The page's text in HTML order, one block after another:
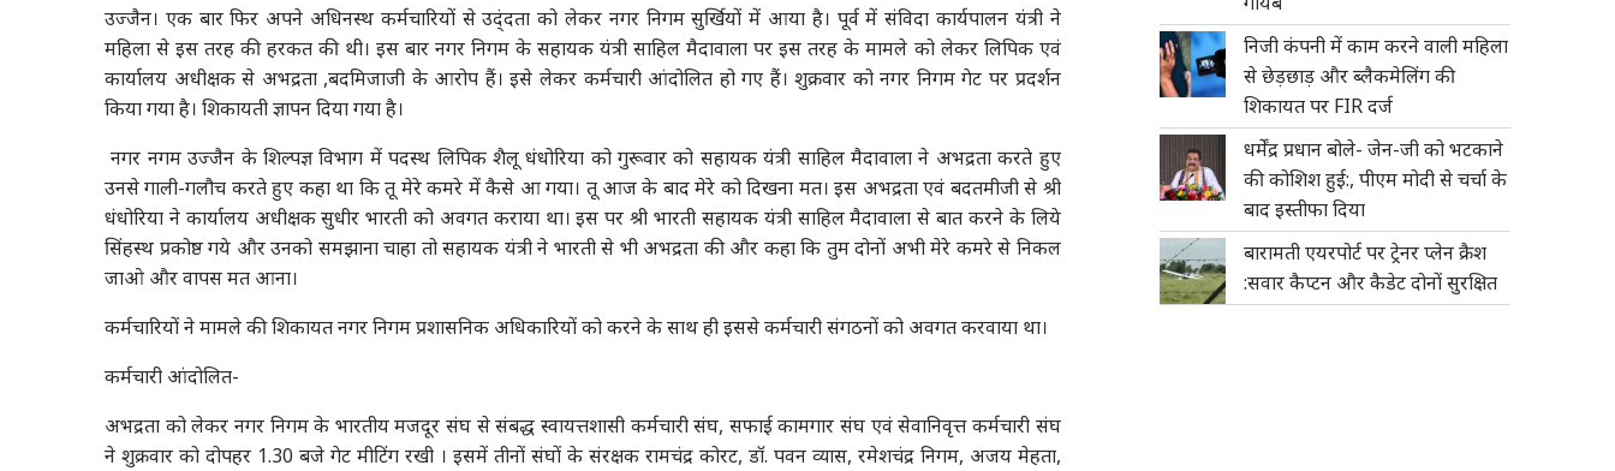
उज्जैन। एक बार फिर अपने अधिनस्थ कर्मचारियों से उद्ंदता को लेकर नगर निगम सुर्खियों में आया है। पूर्व में संविदा कार्यपालन यंत्री ने
महिला से इस तरह की हरकत की थी। इस बार नगर निगम के सहायक यंत्री साहिल मैदावाला पर इस तरह के मामले को लेकर लिपिक एवं
कार्यालय अधीक्षक से अभद्रता ,बदमिजाजी के आरोप हैं। इसे लेकर कर्मचारी आंदोलित हो गए हैं। शुक्रवार को नगर निगम गेट पर प्रदर्शन
किया गया है। शिकायती ज्ञापन दिया गया है।
नगर नगम उज्जैन के शिल्पज्ञ विभाग में पदस्थ लिपिक शैलू धंधोरिया को गुरूवार को सहायक यंत्री साहिल मैदावाला ने अभद्रता करते हुए
उनसे गाली-गलौच करते हुए कहा था कि तू मेरे कमरे में कैसे आ गया। तू आज के बाद मेरे को दिखना मत। इस अभद्रता एवं बदतमीजी से श्री
धंधोरिया ने कार्यालय अधीक्षक सुधीर भारती को अवगत कराया था। इस पर श्री भारती सहायक यंत्री साहिल मैदावाला से बात करने के लिये
सिंहस्थ प्रकोष्ठ गये और उनको समझाना चाहा तो सहायक यंत्री ने भारती से भी अभद्रता की और कहा कि तुम दोनों अभी मेरे कमरे से निकल
जाओ और वापस मत आना।
कर्मचारियों ने मामले की शिकायत नगर निगम प्रशासनिक अधिकारियों को करने के साथ ही इससे कर्मचारी संगठनों को अवगत करवाया था।
कर्मचारी आंदोलित-
अभद्रता को लेकर नगर निगम के भारतीय मजदूर संघ से संबद्ध स्वायत्तशासी कर्मचारी संघ, सफाई कामगार संघ एवं सेवानिवृत्त कर्मचारी संघ
ने शुक्रवार को दोपहर 1.30 बजे गेट मीटिंग रखी । इसमें तीनों संघों के संरक्षक रामचंद्र कोरट, डॉ. पवन व्यास, रमेशचंद्र निगम, अजय मेहता,
निजी कंपनी में काम करने वाली महिला
से छेड़छाड़ और ब्लैकमेलिंग की
शिकायत पर FIR दर्ज
धर्मेंद्र प्रधान बोले- जेन-जी को भटकाने
की कोशिश हुई:, पीएम मोदी से चर्चा के
बाद इस्तीफा दिया
बारामती एयरपोर्ट पर ट्रेनर प्लेन क्रैश
:सवार कैप्टन और कैडेट दोनों सुरक्षित